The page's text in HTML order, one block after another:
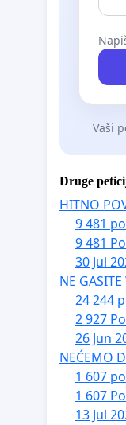
Vaši
Druge
HITNO
9 481
9 481
30 Jul
NE
24 244
2 927
26 Jun
NEĆEMO
1 607
1 607
13 Jul